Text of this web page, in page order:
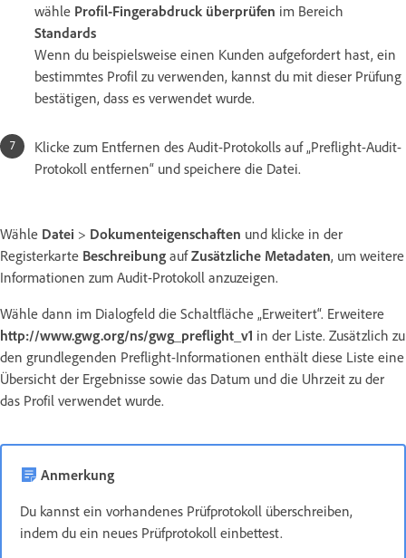
wähle Profil-Fingerabdruck überprüfen im Bereich
Standards
Wenn du beispielsweise einen Kunden aufgefordert hast, ein
bestimmtes Profil zu verwenden, kannst du mit dieser Prüfung
bestätigen, dass es verwendet wurde.
Klicke zum Entfernen des Audit-Protokolls auf „Preflight-Audit-
Protokoll entfernen“ und speichere die Datei.
Wähle Datei > Dokumenteigenschaften und klicke in der
Registerkarte Beschreibung aufZusätzliche Metadaten, um weitere
Informationen zum Audit-Protokoll anzuzeigen.
Wähle dann im Dialogfeld die Schaltfläche „Erweitert“. Erweitere
http://www.gwg.org/ns/gwg_preflight_v1 in der Liste. Zusätzlich zu
den grundlegenden Preflight-Informationen enthält diese Liste eine
Übersicht der Ergebnisse sowie das Datum und die Uhrzeit zu der
das Profil verwendet wurde.
Anmerkung
Du kannst ein vorhandenes Prüfprotokoll überschreiben,
indem du ein neues Prüfprotokoll einbettest.